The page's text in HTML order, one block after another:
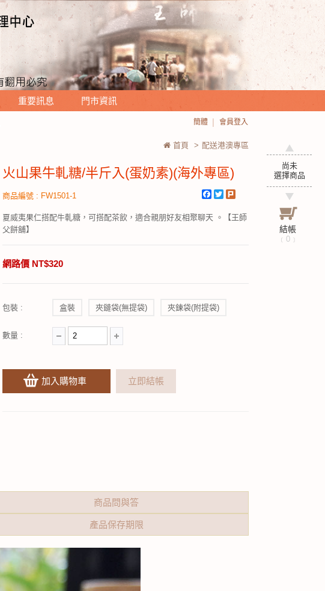
尚未
選擇商品
結帳
﹝ 0﹞
重要訊息 門市資訊
簡體 會員登入
首頁 > 配送港澳專區
火山果牛軋糖/半斤入(蛋奶素)(海外專區)
Facebook
Twitter
商品編號 : FW1501-1
夏威夷果仁搭配牛軋糖，可搭配茶飲，適合親朋好友相聚聊天 。【王師
父餅舖】
網路價 NT$320
包裝 : 盒裝 夾鏈袋(無提袋) 夾鍊袋(附提袋)
數量 :
加入購物車 立即結帳
商品問與答
產品保存期限